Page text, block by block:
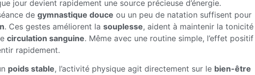
jour devient rapidement une source précieuse d’énergie.
de gymnastique douce ou un peu de natation suffisent pour
. Ces gestes améliorent la souplesse, aident à maintenir la tonicité
circulation sanguine. Même avec une routine simple, l’effet positif
rapidement.
poids stable, l’activité physique agit directement sur le bien-être